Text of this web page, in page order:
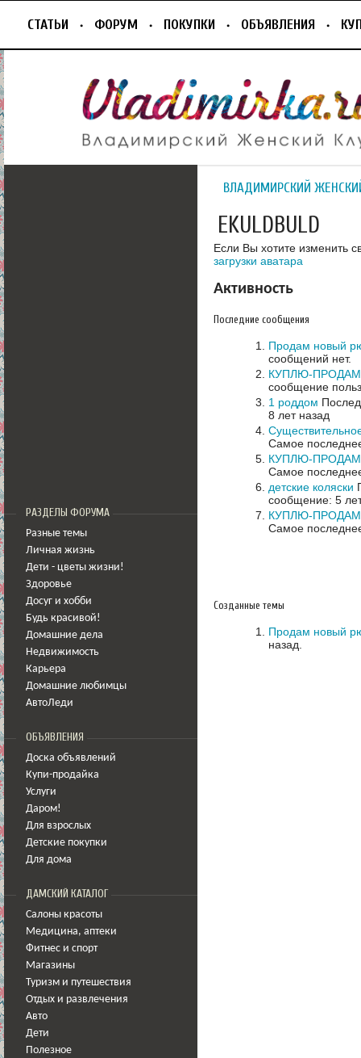
СТАТЬИ ФОРУМ ПОКУПКИ ОБЪЯВЛЕНИЯ
РАЗДЕЛЫ ФОРУМА
Разные темы
Личная жизнь
Дети - цветы жизни!
Здоровье
Досуг и хобби
Будь красивой!
Домашние дела
Недвижимость
Карьера
Домашние любимцы
АвтоЛеди
ОБЪЯВЛЕНИЯ
Доска объявлений
Купи-продайка
Услуги
Даром!
Для взрослых
Детские покупки
Для дома
ДАМСКИЙ КАТАЛОГ
Салоны красоты
Медицина, аптеки
Фитнес и спорт
Магазины
Туризм и путешествия
Отдых и развлечения
Авто
Дети
Полезное
ВЛАДИМИРСКИЙ
EKULDBULD
Если Вы хотите изменить
загрузки аватара
Активность
Последние сообщения
Продам новый
сообщений нет.
КУПЛЮ-
сообщение
1 роддом
8 лет назад
Самое
КУПЛЮ-ПРОДАМ
Самое
детские коляски
сообщение: 5
КУПЛЮ-ПРОДАМ
Самое
Созданные темы
Продам новый
назад.